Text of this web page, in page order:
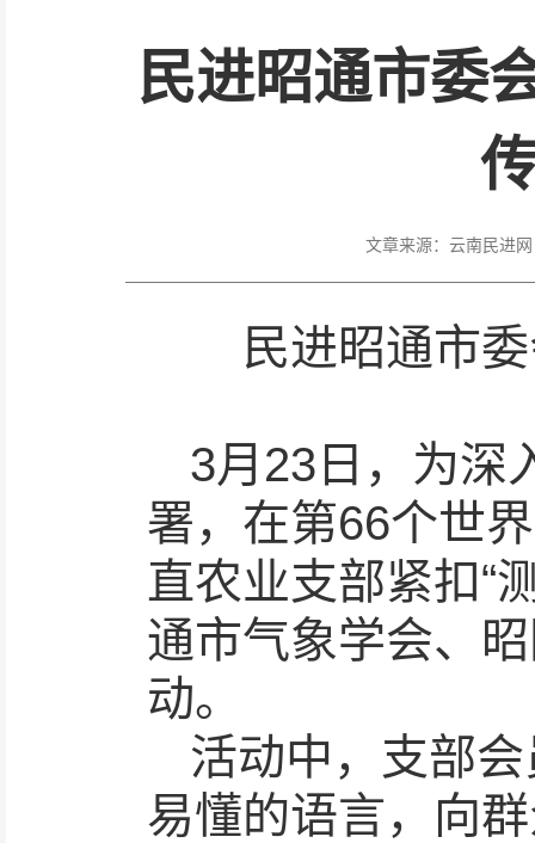
民进昭通市委
文章来源： 云南民进网
民进昭通市
3月23日，为深
署，在第66个世
直农业支部紧扣“
通市气象学会、
动。
活动中，支部
易懂的语言，向